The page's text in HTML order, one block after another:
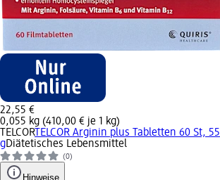
22,55 €
0,055 kg (410,00 € je 1 kg)
TELCORTELCOR Arginin plus Tabletten 60 St, 55
gDiätetisches Lebensmittel
(0)
Hinweise